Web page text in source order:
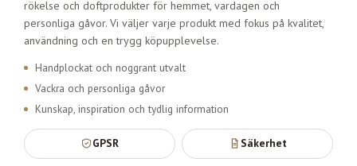
rökelse och doftprodukter för hemmet, vardagen och
personliga gåvor. Vi väljer varje produkt med fokus på kvalitet,
användning och en trygg köpupplevelse.
Handplockat och noggrant utvalt
Vackra och personliga gåvor
Kunskap, inspiration och tydlig information
GPSR Säkerhet